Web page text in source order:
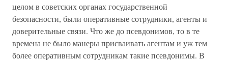
целом в советских органах государственной
безопасности, были оперативные сотрудники, агенты и
доверительные связи. Что же до псевдонимов, то в те
времена не было манеры присваивать агентам и уж тем
более оперативным сотрудникам такие псевдонимы. В